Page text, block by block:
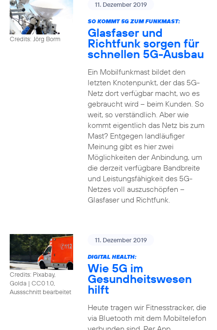
Credits: Jörg Borm
11. Dezember 2019
SO KOMMT 5G ZUM FUNKMAST:
Glasfaser und
Richtfunk sorgen für
schnellen 5G-Ausbau
Ein Mobilfunkmast bildet den
letzten Knotenpunkt, der das 5G-
Netz dort verfügbar macht, wo es
gebraucht wird – beim Kunden. So
weit, so verständlich. Aber wie
kommt eigentlich das Netz bis zum
Mast? Entgegen landläufiger
Meinung gibt es hier zwei
Möglichkeiten der Anbindung, um
die derzeit verfügbare Bandbreite
und Leistungsfähigkeit des 5G-
Netzes voll auszuschöpfen –
Glasfaser und Richtfunk.
Credits: Pixabay,
Golda | CC0 1.0,
Aussschnitt bearbeitet
11. Dezember 2019
DIGITAL HEALTH:
Wie 5G im
Gesundheitswesen
hilft
Heute tragen wir Fitnesstracker, die
via Bluetooth mit dem Mobiltelefon